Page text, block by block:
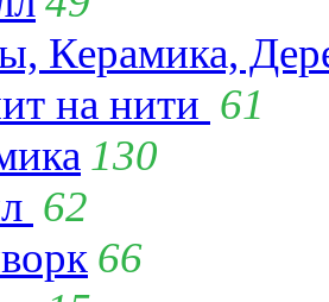
Керамика,
на нити 61
130
62
66